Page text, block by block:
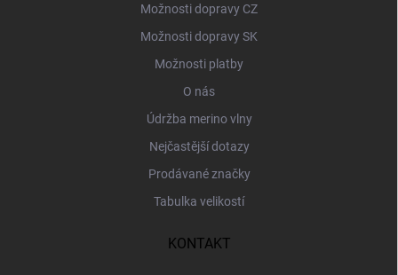
Možnosti dopravy CZ
Možnosti dopravy SK
Možnosti platby
O nás
Údržba merino vlny
Nejčastější dotazy
Prodávané značky
Tabulka velikostí
KONTAKT